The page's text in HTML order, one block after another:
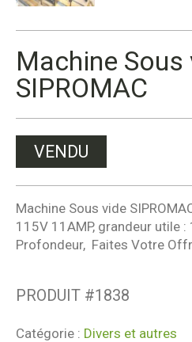
Machine Sous
SIPROMAC
VENDU
Machine Sous vide
115V 11AMP, grandeur utile :
Profondeur, Faites Votre
PRODUIT #1838
Catégorie : Divers et autres